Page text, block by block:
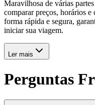
Maravilhosa de várias
comparar preços, horários e
forma rápida e segura,
iniciar sua viagem.
Ler mais
Perguntas